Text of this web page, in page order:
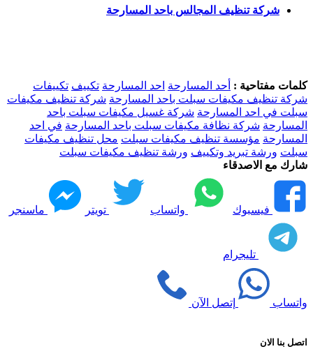
شركة تنظيف المجالس باحد المسارحة
كلمات مفتاحية : أحد المسارحة احد المسارحة تكييف تكييفات
شركة تنظيف مكيفات سبلت باحد المسارحة شركة تنظيف مكيفات
سبلت في احد المسارحة شركة غسيل مكيفات سبلت باحد
المسارحة شركة نظافة مكيفات سبلت باحد المسارحة في احد
المسارحة مؤسسة تنظيف مكيفات سبلت محل تنظيف مكيفات
سبلت ورشة تبريد وتكييف ورشة تنظيف مكيفات سبلت
شارك مع الاصدقاء
فيسبوك واتساب تويتر ماسنجر
تليجرام
واتساب إتصل الآن
اتصل بنا الان